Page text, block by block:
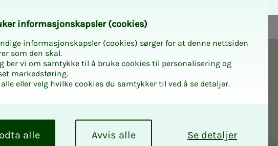
in­­­for­­­ma­­­sjons­­­kaps­­­­­ler (cookies)
informasjonskapsler (cookies) sørger for at denne nettsiden
som den skal.
ber vi om samtykke til å bruke cookies til personalisering og
markedsføring.
eller velg hvilke cookies du samtykker til ved å se detaljer.
Se detaljer
Avvis alle
alle